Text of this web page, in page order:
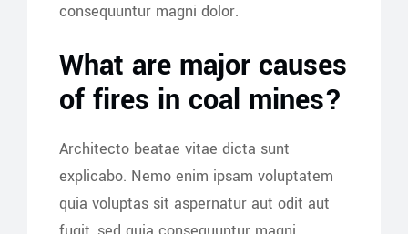
consequuntur magni dolor.
What are major causes
of fires in coal mines?
Architecto beatae vitae dicta sunt
explicabo. Nemo enim ipsam voluptatem
quia voluptas sit aspernatur aut odit aut